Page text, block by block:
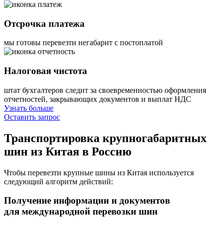
Отсрочка платежа
мы готовы перевезти негабарит с постоплатой
Налоговая чистота
штат бухгалтеров следит за своевременностью оформления
отчетностей, закрывающих документов и выплат НДС
Узнать больше
Оставить запрос
Транспортировка крупногабаритных
шин из Китая в Россию
Чтобы перевезти крупные шины из Китая используется
следующий алгоритм действий:
Получение информации и документов
для международной перевозки шин